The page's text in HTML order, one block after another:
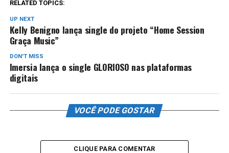
RELATED TOPICS:
UP NEXT
Kelly Benigno lança single do projeto “Home Session
Graça Music”
DON'T MISS
Imersia lança o single GLORIOSO nas plataformas
digitais
VOCÊ PODE GOSTAR
CLIQUE PARA COMENTAR